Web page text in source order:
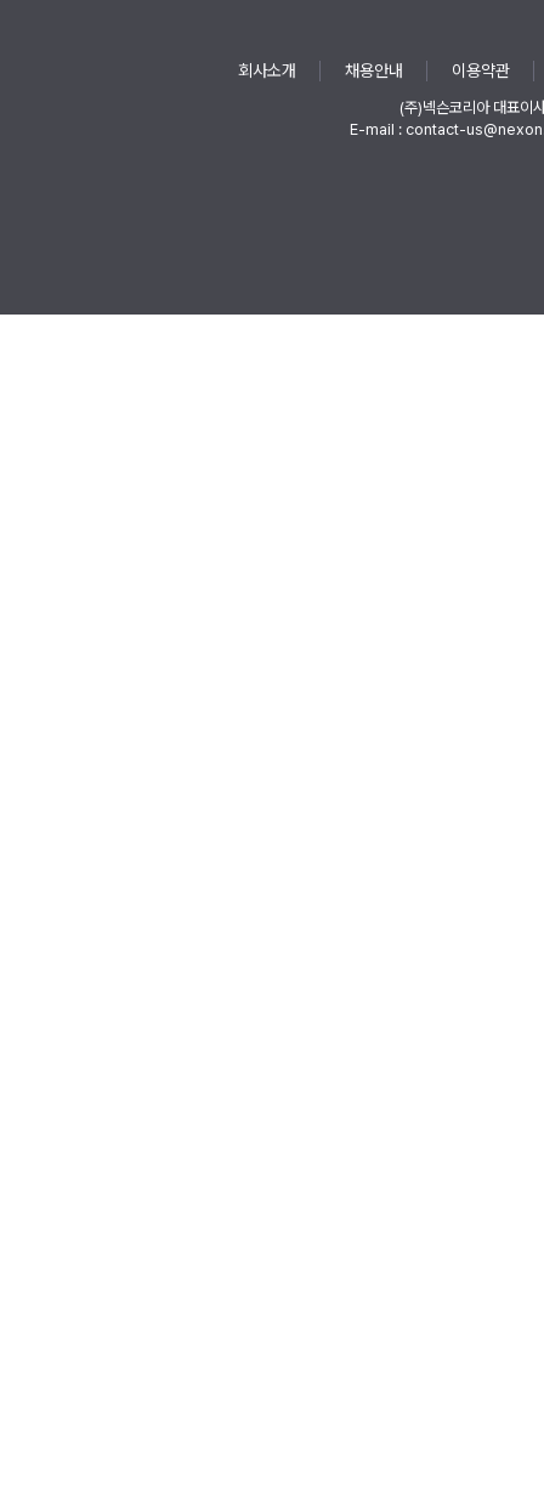
회사소개 채용안내 이용약관
(주)넥슨코리아 대표이
E-mail : contact-